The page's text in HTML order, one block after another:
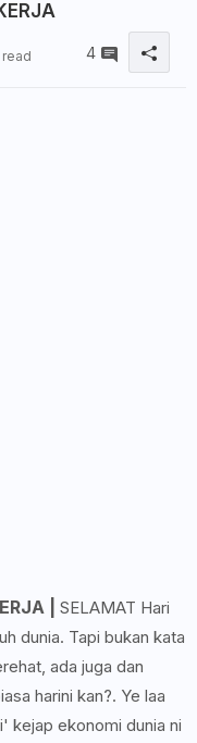
4
|
SELAMAT Hari
dunia. Tapi bukan kata
ada juga dan
harini kan?. Ye laa
kejap ekonomi dunia ni